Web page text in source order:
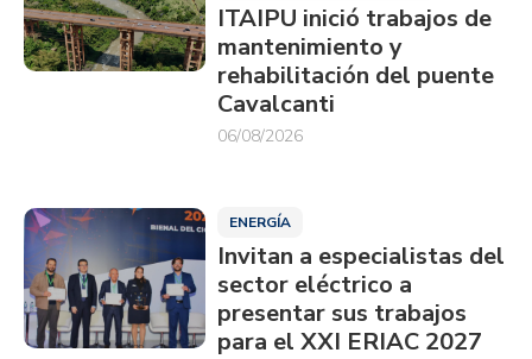
ITAIPU inició trabajos de
mantenimiento y
rehabilitación del puente
Cavalcanti
06/08/2026
ENERGÍA
Invitan a especialistas del
sector eléctrico a
presentar sus trabajos
para el XXI ERIAC 2027